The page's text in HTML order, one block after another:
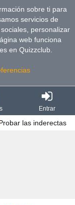
sobre ti para
servicios de
personalizar
web funciona
en Quizzclub.
Entrar
las inderectas